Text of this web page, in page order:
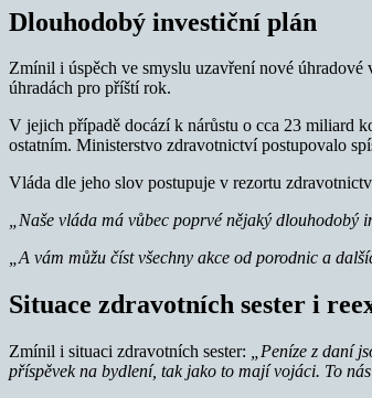
Dlouhodobý investiční plán
Zmínil i úspěch ve smyslu uzavření nové
úhradách pro příští rok.
V jejich případě docází k nárůstu o cca 23 miliard
ostatním. Ministerstvo zdravotnictví postupovalo
Vláda dle jeho slov postupuje v rezortu
„Naše vláda má vůbec poprvé nějaký dlouhodobý
„A vám můžu číst všechny akce od porodnic a
Situace zdravotních sester i
Zmínil i situaci zdravotních sester: „Peníze z daní
příspěvek na bydlení, tak jako to mají vojáci. To